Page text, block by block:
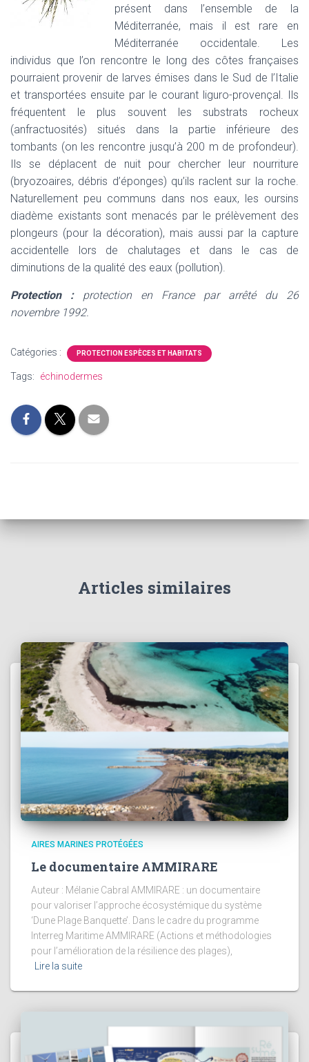
présent dans l’ensemble de la
Méditerranée, mais il est rare en
Méditerranée occidentale. Les
individus que l’on rencontre le long des côtes françaises
pourraient provenir de larves émises dans le Sud de l’Italie
et transportées ensuite par le courant liguro-provençal. Ils
fréquentent le plus souvent les substrats rocheux
(anfractuosités) situés dans la partie inférieure des
tombants (on les rencontre jusqu’à 200 m de profondeur).
Ils se déplacent de nuit pour chercher leur nourriture
(bryozoaires, débris d’éponges) qu’ils raclent sur la roche.
Naturellement peu communs dans nos eaux, les oursins
diadème existants sont menacés par le prélèvement des
plongeurs (pour la décoration), mais aussi par la capture
accidentelle lors de chalutages et dans le cas de
diminutions de la qualité des eaux (pollution).
Protection : protection en France par arrêté du 26
novembre 1992.
Catégories : PROTECTION ESPÈCES ET HABITATS
Tags: échinodermes
Articles similaires
AIRES MARINES PROTÉGÉES
Le documentaire AMMIRARE
Auteur : Mélanie Cabral AMMIRARE : un documentaire
pour valoriser l’approche écosystémique du système
‘Dune Plage Banquette’. Dans le cadre du programme
Interreg Maritime AMMIRARE (Actions et méthodologies
pour l’amélioration de la résilience des plages),
Lire la suite